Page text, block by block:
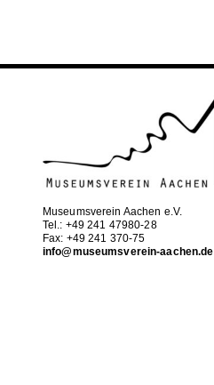
Museumsverein Aachen e.V.
Tel.: +49 241 47980-28
Fax: +49 241 370-75
info@museumsverein-aachen.de